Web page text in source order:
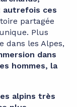
autrefois ces
partagée
Plus
dans les Alpes,
dans
hommes, la
alpins très